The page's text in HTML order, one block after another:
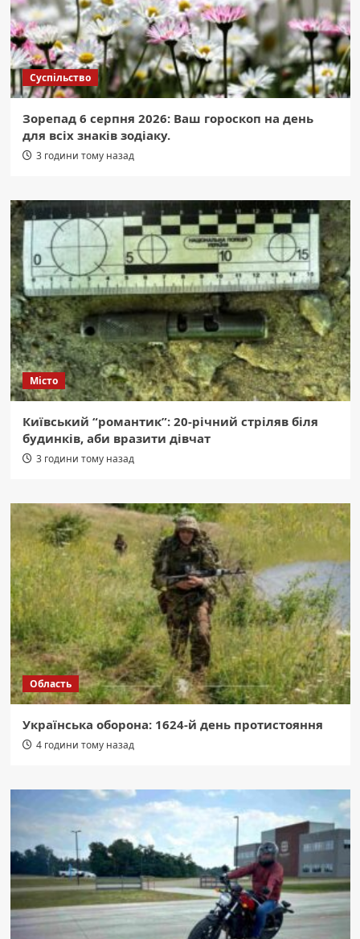
Суспільство
Зорепад 6 серпня 2026: Ваш гороскоп на день
для всіх знаків зодіаку.
3 години тому назад
Місто
Київський “романтик”: 20-річний стріляв біля
будинків, аби вразити дівчат
3 години тому назад
Область
Українська оборона: 1624-й день протистояння
4 години тому назад